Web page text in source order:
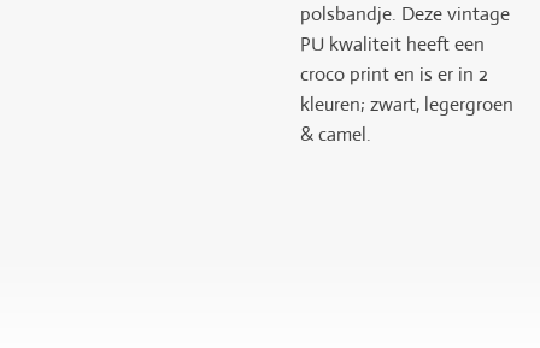
polsbandje. Deze vintage
PU kwaliteit heeft een
croco print en is er in 2
kleuren; zwart, legergroen
& camel.